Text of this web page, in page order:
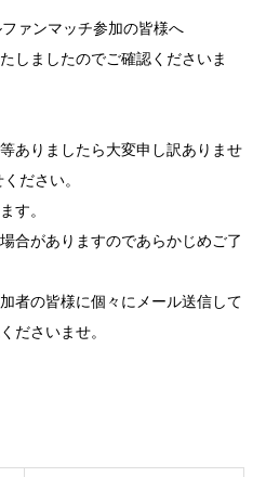
ァンマッチ参加の皆様へ
しましたのでご確認くださいま
ありましたら大変申し訳ありませ
ださい。
す。
合がありますのであらかじめご了
者の皆様に個々にメール送信して
ださいませ。